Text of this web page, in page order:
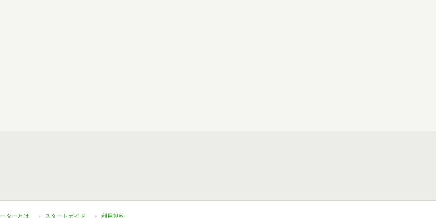
ターとは スタートガイド 利用規約